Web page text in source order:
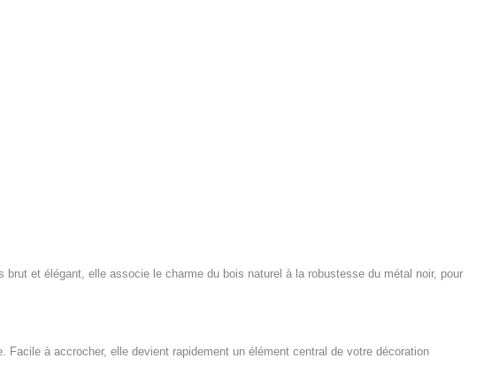
et élégant, elle associe le charme du bois naturel à la robustesse du métal noir, pour
à accrocher, elle devient rapidement un élément central de votre décoration